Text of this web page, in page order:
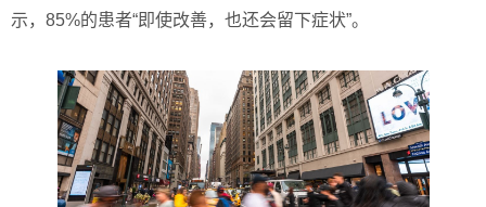
示，85%的患者“即使改善，也还会留下症状”。